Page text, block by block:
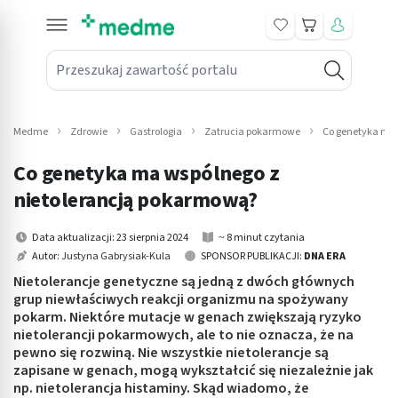
Przeszukaj zawartość portalu
Koszyk
submenu: Leki na receptę
submenu: Mama i dziecko
submenu: Kosmetyki
submenu: Higiena
submenu: Sprzęt medyczny
submenu: Intymne
submenu: Wellness
Medme Zdrowie Gastrologia Zatrucia pokarmowe Co genetyka
Co genetyka ma wspólnego z
nietolerancją pokarmową?
Data aktualizacji: 23 sierpnia 2024
~ 8 minut czytania
Autor:Justyna Gabrysiak-Kula SPONSOR PUBLIKACJI: DNA ERA
Nietolerancje genetyczne są jedną z dwóch głównych
grup niewłaściwych reakcji organizmu na spożywany
pokarm. Niektóre mutacje w genach zwiększają ryzyko
nietolerancji pokarmowych, ale to nie oznacza, że na
pewno się rozwiną. Nie wszystkie nietolerancje są
zapisane w genach, mogą wykształcić się niezależnie jak
np. nietolerancja histaminy. Skąd wiadomo, że